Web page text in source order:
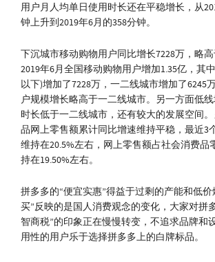
用户月人均单日使用时长还在平稳增长，从
钟上升到2019年6月的358分钟。
下沉城市移动购物用户同比增长7228万，略高
2019年6月全国移动购物用户增加1.35亿，其
以下)增加了7228万，一二线城市增加了6245
户规模增长略高于一二线城市。另一方面低
时长低于一二线城市，还有较大的发展空间
品网上零售额累计同比增速维持平稳，最近3
维持在20.5%左右，网上零售额占社会消费品
持在19.50%左右。
拼多多的“便宜实惠”得益于过剩的产能和低
买”反映的是国人消费观念的变化，大家对拼
智商税”的印象正在慢慢转变，不追求品牌和
用性的用户乐于选择拼多多上的白牌标品。